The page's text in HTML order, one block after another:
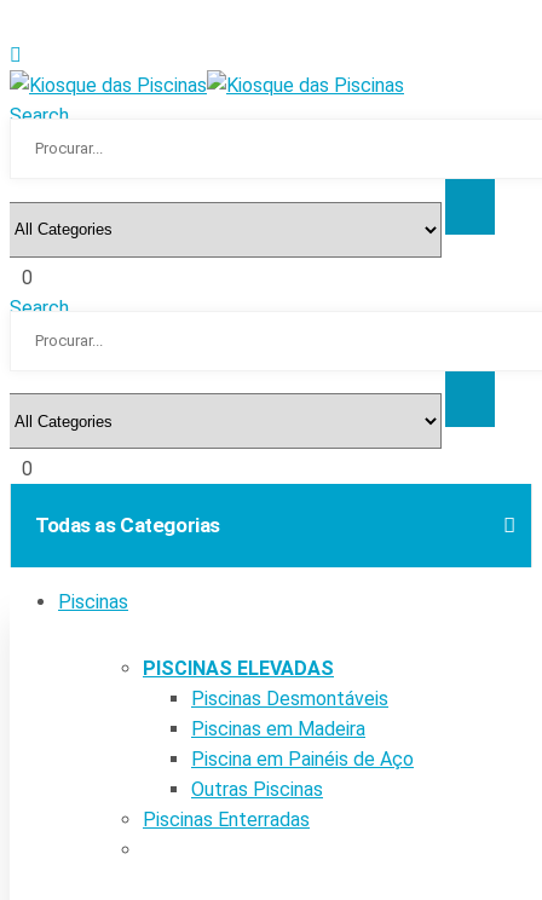
Search
0
Search
0
Todas as Categorias
Piscinas
PISCINAS ELEVADAS
Piscinas Desmontáveis
Piscinas em Madeira
Piscina em Painéis de Aço
Outras Piscinas
Piscinas Enterradas